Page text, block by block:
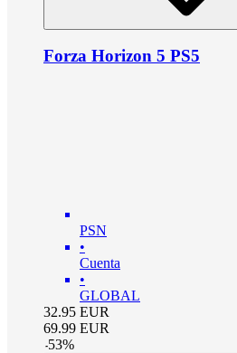
Forza Horizon 5 PS5
PSN
•
Cuenta
•
GLOBAL
32.95 EUR
69.99 EUR
-53%